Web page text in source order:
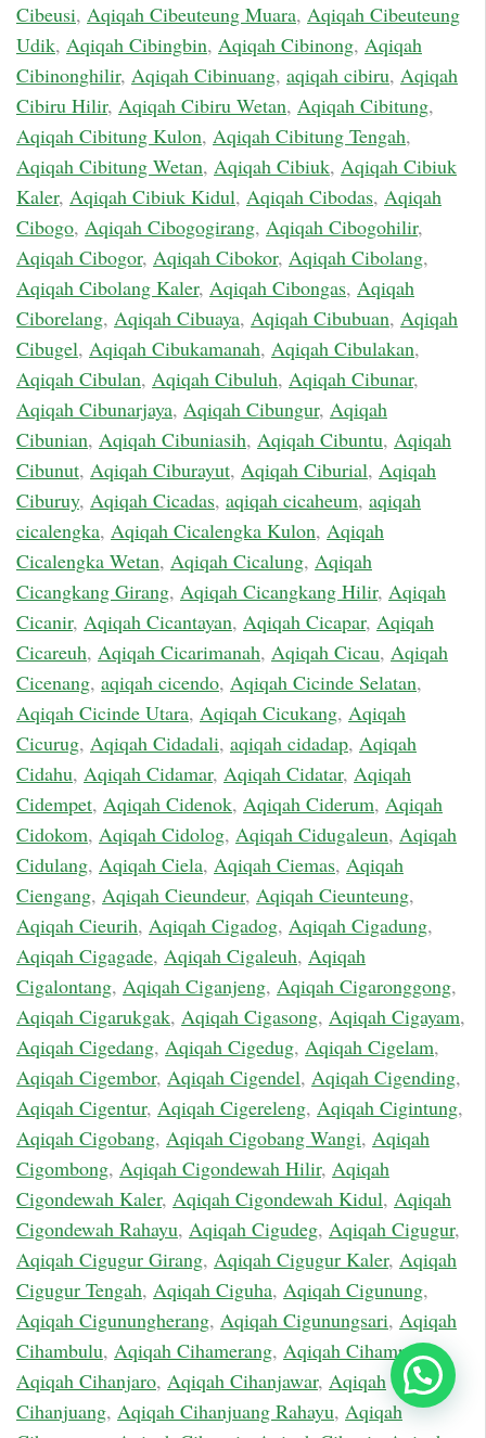
Cibeusi, Aqiqah Cibeuteung Muara, Aqiqah Cibeuteung
Udik, Aqiqah Cibingbin, Aqiqah Cibinong, Aqiqah
Cibinonghilir, Aqiqah Cibinuang, aqiqah cibiru, Aqiqah
Cibiru Hilir, Aqiqah Cibiru Wetan, Aqiqah Cibitung,
Aqiqah Cibitung Kulon, Aqiqah Cibitung Tengah,
Aqiqah Cibitung Wetan, Aqiqah Cibiuk, Aqiqah Cibiuk
Kaler, Aqiqah Cibiuk Kidul, Aqiqah Cibodas, Aqiqah
Cibogo, Aqiqah Cibogogirang, Aqiqah Cibogohilir,
Aqiqah Cibogor, Aqiqah Cibokor, Aqiqah Cibolang,
Aqiqah Cibolang Kaler, Aqiqah Cibongas, Aqiqah
Ciborelang, Aqiqah Cibuaya, Aqiqah Cibubuan, Aqiqah
Cibugel, Aqiqah Cibukamanah, Aqiqah Cibulakan,
Aqiqah Cibulan, Aqiqah Cibuluh, Aqiqah Cibunar,
Aqiqah Cibunarjaya, Aqiqah Cibungur, Aqiqah
Cibunian, Aqiqah Cibuniasih, Aqiqah Cibuntu, Aqiqah
Cibunut, Aqiqah Ciburayut, Aqiqah Ciburial, Aqiqah
Ciburuy, Aqiqah Cicadas, aqiqah cicaheum, aqiqah
cicalengka, Aqiqah Cicalengka Kulon, Aqiqah
Cicalengka Wetan, Aqiqah Cicalung, Aqiqah
Cicangkang Girang, Aqiqah Cicangkang Hilir, Aqiqah
Cicanir, Aqiqah Cicantayan, Aqiqah Cicapar, Aqiqah
Cicareuh, Aqiqah Cicarimanah, Aqiqah Cicau, Aqiqah
Cicenang, aqiqah cicendo, Aqiqah Cicinde Selatan,
Aqiqah Cicinde Utara, Aqiqah Cicukang, Aqiqah
Cicurug, Aqiqah Cidadali, aqiqah cidadap, Aqiqah
Cidahu, Aqiqah Cidamar, Aqiqah Cidatar, Aqiqah
Cidempet, Aqiqah Cidenok, Aqiqah Ciderum, Aqiqah
Cidokom, Aqiqah Cidolog, Aqiqah Cidugaleun, Aqiqah
Cidulang, Aqiqah Ciela, Aqiqah Ciemas, Aqiqah
Ciengang, Aqiqah Cieundeur, Aqiqah Cieunteung,
Aqiqah Cieurih, Aqiqah Cigadog, Aqiqah Cigadung,
Aqiqah Cigagade, Aqiqah Cigaleuh, Aqiqah
Cigalontang, Aqiqah Ciganjeng, Aqiqah Cigaronggong,
Aqiqah Cigarukgak, Aqiqah Cigasong, Aqiqah Cigayam,
Aqiqah Cigedang, Aqiqah Cigedug, Aqiqah Cigelam,
Aqiqah Cigembor, Aqiqah Cigendel, Aqiqah Cigending,
Aqiqah Cigentur, Aqiqah Cigereleng, Aqiqah Cigintung,
Aqiqah Cigobang, Aqiqah Cigobang Wangi, Aqiqah
Cigombong, Aqiqah Cigondewah Hilir, Aqiqah
Cigondewah Kaler, Aqiqah Cigondewah Kidul, Aqiqah
Cigondewah Rahayu, Aqiqah Cigudeg, Aqiqah Cigugur,
Aqiqah Cigugur Girang, Aqiqah Cigugur Kaler, Aqiqah
Cigugur Tengah, Aqiqah Ciguha, Aqiqah Cigunung,
Aqiqah Cigunungherang, Aqiqah Cigunungsari, Aqiqah
Cihambulu, Aqiqah Cihamerang, Aqiqah Cihampelas,
Aqiqah Cihanjaro, Aqiqah Cihanjawar, Aqiqah
Cihanjuang, Aqiqah Cihanjuang Rahayu, Aqiqah
Chat Sekarang